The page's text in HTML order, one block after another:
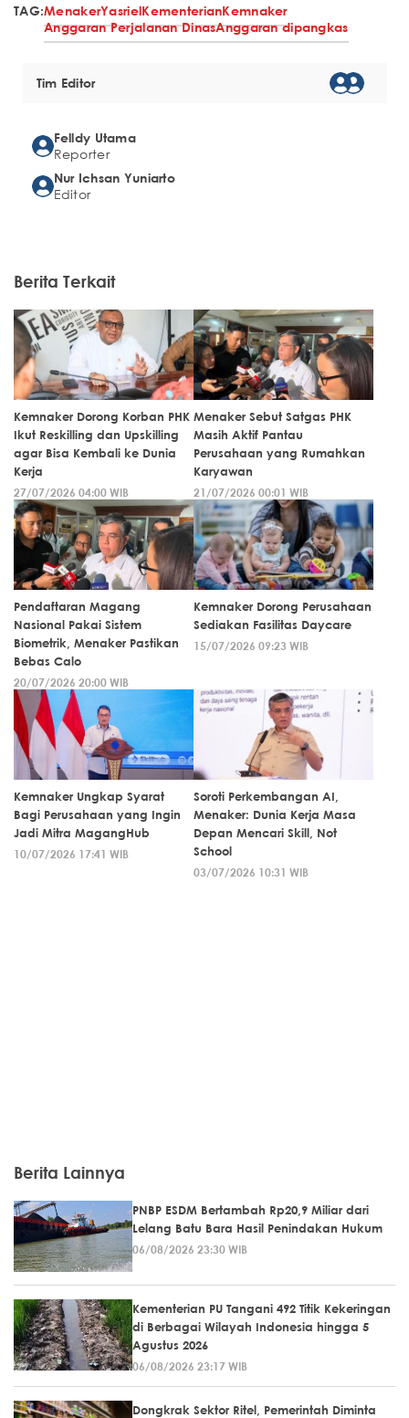
TAG:MenakerYasrielKementerianKemnaker
Anggaran Perjalanan DinasAnggaran dipangkas
Tim Editor
Felldy Utama
Reporter
Nur Ichsan Yuniarto
Editor
Berita Terkait
Kemnaker Dorong Korban PHK
Ikut Reskilling dan Upskilling
agar Bisa Kembali ke Dunia
Kerja
27/07/2026 04:00 WIB
Menaker Sebut Satgas PHK
Masih Aktif Pantau
Perusahaan yang Rumahkan
Karyawan
21/07/2026 00:01 WIB
Pendaftaran Magang
Nasional Pakai Sistem
Biometrik, Menaker Pastikan
Bebas Calo
20/07/2026 20:00 WIB
Kemnaker Dorong Perusahaan
Sediakan Fasilitas Daycare
15/07/2026 09:23 WIB
Kemnaker Ungkap Syarat
Bagi Perusahaan yang Ingin
Jadi Mitra MagangHub
10/07/2026 17:41 WIB
Soroti Perkembangan AI,
Menaker: Dunia Kerja Masa
Depan Mencari Skill, Not
School
03/07/2026 10:31 WIB
Berita Lainnya
PNBP ESDM Bertambah Rp20,9 Miliar dari
Lelang Batu Bara Hasil Penindakan Hukum
06/08/2026 23:30 WIB
Kementerian PU Tangani 492 Titik Kekeringan
di Berbagai Wilayah Indonesia hingga 5
Agustus 2026
06/08/2026 23:17 WIB
Dongkrak Sektor Ritel, Pemerintah Diminta